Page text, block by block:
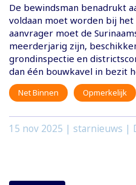
De bewindsman benadrukt
voldaan moet worden bij het
aanvrager moet de
meerderjarig zijn,
grondinspectie en
dan één bouwkavel in bezit
Net Binnen Opmerkelijk
15 nov 2025 | starnieuws |